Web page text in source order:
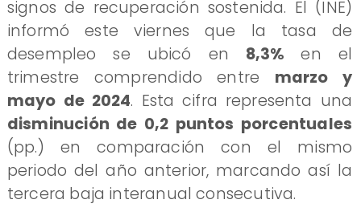
signos de recuperación sostenida. El (INE)
informó este viernes que la tasa de
desempleo se ubicó en 8,3%en el
trimestre comprendido entre marzo y
mayo de 2024. Esta cifra representa una
disminución de 0,2 puntos porcentuales
(pp.) en comparación con el mismo
periodo del año anterior, marcando así la
tercera baja interanual consecutiva.